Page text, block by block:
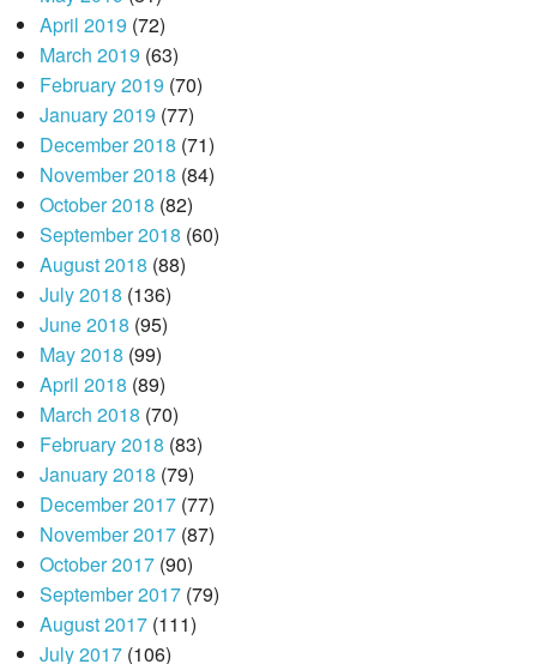
April 2019 (72)
March 2019 (63)
February 2019 (70)
January 2019 (77)
December 2018 (71)
November 2018 (84)
October 2018 (82)
September 2018 (60)
August 2018 (88)
July 2018 (136)
June 2018 (95)
May 2018 (99)
April 2018 (89)
March 2018 (70)
February 2018 (83)
January 2018 (79)
December 2017(77)
November 2017(87)
October 2017(90)
September 2017(79)
August 2017(111)
July 2017(106)